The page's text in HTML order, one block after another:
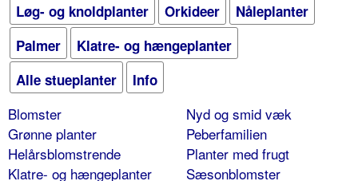
Løg- og knoldplanter
Orkideer
Nåleplanter
Palmer
Klatre- og hængeplanter
Alle stueplanter
Info
Blomster
Grønne planter
Helårsblomstrende
Klatre- og hængeplanter
Nyd og smid væk
Peberfamilien
Planter med frugt
Sæsonblomster